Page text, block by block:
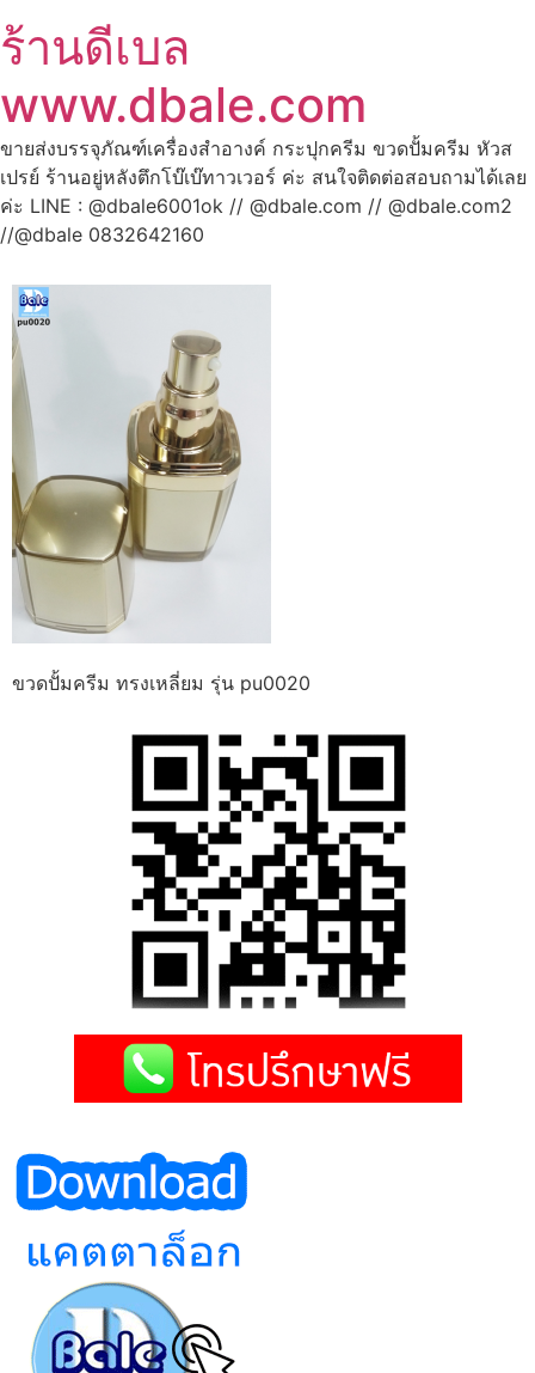
ร้านดีเบล
www.dbale.com
ขายส่งบรรจุภัณฑ์เครื่องสำอางค์ กระปุกครีม ขวดปั้มครีม หัวส
เปรย์ ร้านอยู่หลังตึกโบ๊เบ๊ทาวเวอร์ ค่ะ สนใจติดต่อสอบถามได้เลย
ค่ะ LINE : @dbale6001ok // @dbale.com // @dbale.com2
//@dbale 0832642160
ขวดปั้มครีม ทรงเหลี่ยม รุ่น pu0020